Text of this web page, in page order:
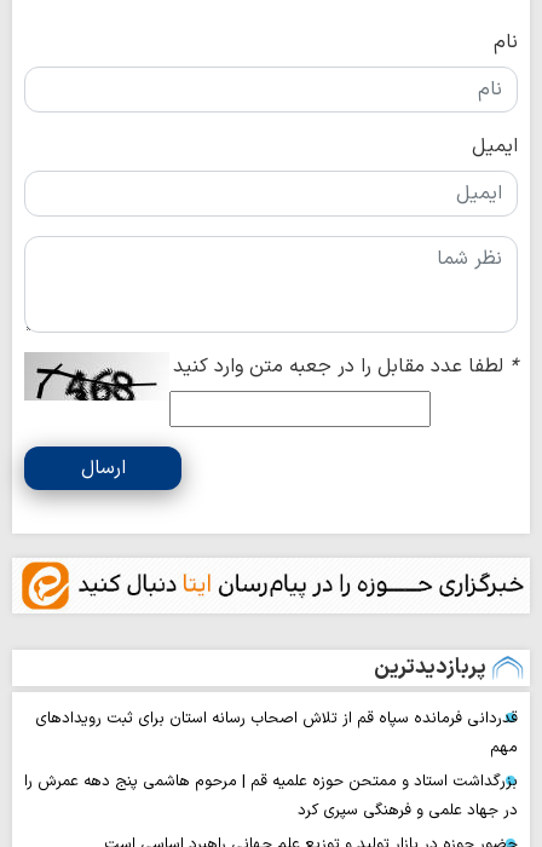
نام
ایمیل
* لطفا عدد مقابل را در جعبه متن وارد کنید
ارسال
پربازدیدترین
قدردانی فرمانده سپاه قم از تلاش اصحاب رسانه استان برای ثبت رویدادهای
مهم
بزرگداشت استاد و ممتحن حوزه علمیه قم | مرحوم هاشمی پنج دهه عمرش را
در جهاد علمی و فرهنگی سپری کرد